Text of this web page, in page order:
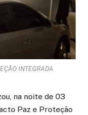
INTEGRADA
na noite de 03
Paz e Proteção